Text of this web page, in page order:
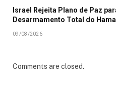
Israel Rejeita Plano de Paz
Desarmamento Total do
09/08/2026
Comments are closed.